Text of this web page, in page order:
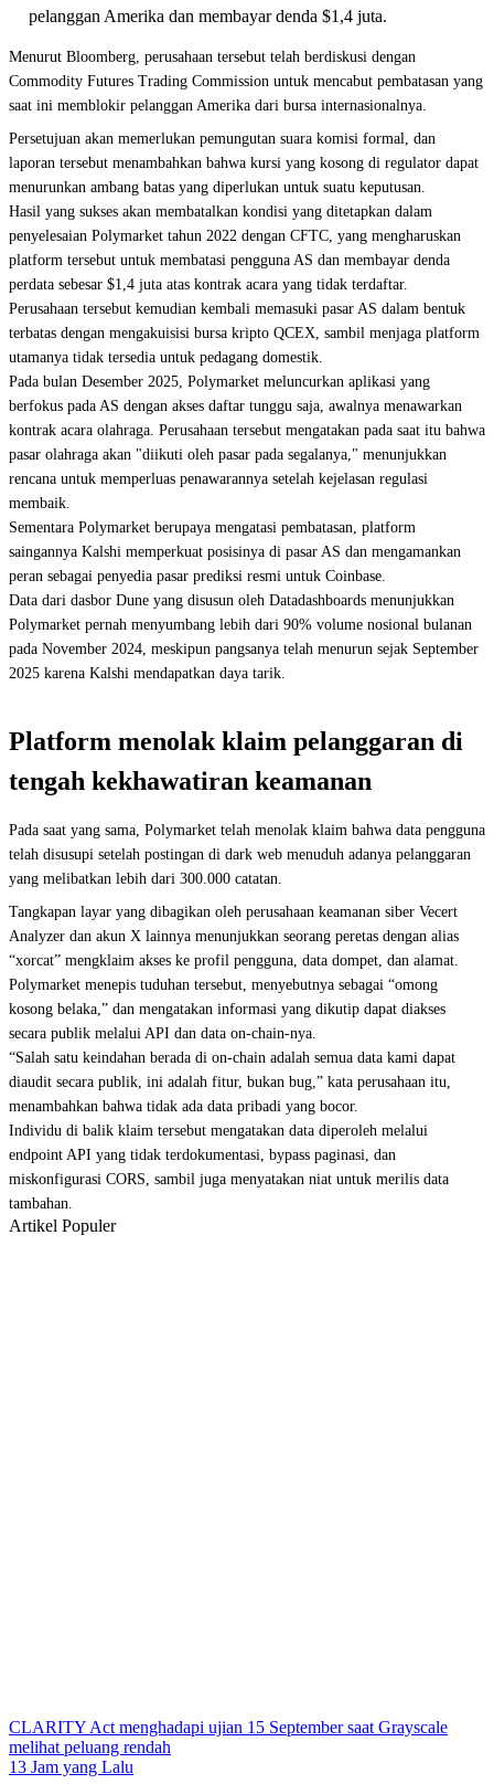
pelanggan Amerika dan membayar denda $1,4 juta.
Menurut Bloomberg, perusahaan tersebut telah berdiskusi dengan
Commodity Futures Trading Commission untuk mencabut pembatasan yang
saat ini memblokir pelanggan Amerika dari bursa internasionalnya.
Persetujuan akan memerlukan pemungutan suara komisi formal, dan
laporan tersebut menambahkan bahwa kursi yang kosong di regulator dapat
menurunkan ambang batas yang diperlukan untuk suatu keputusan.
Hasil yang sukses akan membatalkan kondisi yang ditetapkan dalam
penyelesaian Polymarket tahun 2022 dengan CFTC, yang mengharuskan
platform tersebut untuk membatasi pengguna AS dan membayar denda
perdata sebesar $1,4 juta atas kontrak acara yang tidak terdaftar.
Perusahaan tersebut kemudian kembali memasuki pasar AS dalam bentuk
terbatas dengan mengakuisisi bursa kripto QCEX, sambil menjaga platform
utamanya tidak tersedia untuk pedagang domestik.
Pada bulan Desember 2025, Polymarket meluncurkan aplikasi yang
berfokus pada AS dengan akses daftar tunggu saja, awalnya menawarkan
kontrak acara olahraga. Perusahaan tersebut mengatakan pada saat itu bahwa
pasar olahraga akan "diikuti oleh pasar pada segalanya," menunjukkan
rencana untuk memperluas penawarannya setelah kejelasan regulasi
membaik.
Sementara Polymarket berupaya mengatasi pembatasan, platform
saingannya Kalshi memperkuat posisinya di pasar AS dan mengamankan
peran sebagai penyedia pasar prediksi resmi untuk Coinbase.
Data dari dasbor Dune yang disusun oleh Datadashboards menunjukkan
Polymarket pernah menyumbang lebih dari 90% volume nosional bulanan
pada November 2024, meskipun pangsanya telah menurun sejak September
2025 karena Kalshi mendapatkan daya tarik.
Platform menolak klaim pelanggaran di
tengah kekhawatiran keamanan
Pada saat yang sama, Polymarket telah menolak klaim bahwa data pengguna
telah disusupi setelah postingan di dark web menuduh adanya pelanggaran
yang melibatkan lebih dari 300.000 catatan.
Tangkapan layar yang dibagikan oleh perusahaan keamanan siber Vecert
Analyzer dan akun X lainnya menunjukkan seorang peretas dengan alias
“xorcat” mengklaim akses ke profil pengguna, data dompet, dan alamat.
Polymarket menepis tuduhan tersebut, menyebutnya sebagai “omong
kosong belaka,” dan mengatakan informasi yang dikutip dapat diakses
secara publik melalui API dan data on-chain-nya.
“Salah satu keindahan berada di on-chain adalah semua data kami dapat
diaudit secara publik, ini adalah fitur, bukan bug,” kata perusahaan itu,
menambahkan bahwa tidak ada data pribadi yang bocor.
Individu di balik klaim tersebut mengatakan data diperoleh melalui
endpoint API yang tidak terdokumentasi, bypass paginasi, dan
miskonfigurasi CORS, sambil juga menyatakan niat untuk merilis data
tambahan.
Artikel Populer
CLARITY Act menghadapi ujian 15 September saat Grayscale
melihat peluang rendah
13 Jam yang Lalu